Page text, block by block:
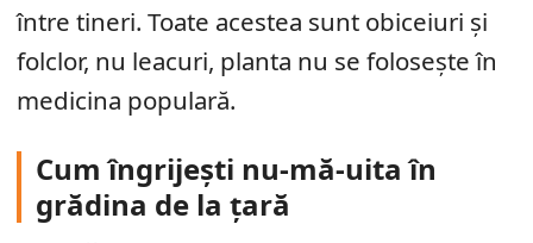
între tineri. Toate acestea sunt obiceiuri și
folclor, nu leacuri, planta nu se folosește în
medicina populară.
Cum îngrijești nu-mă-uita în
grădina de la țară